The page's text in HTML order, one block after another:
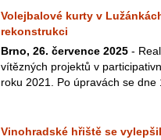
Volejbalové kurty v
rekonstrukci
Brno, 26. července 2025 -
vítězných projektů v
roku 2021. Po úpravách se dne
Vinohradské hřiště se